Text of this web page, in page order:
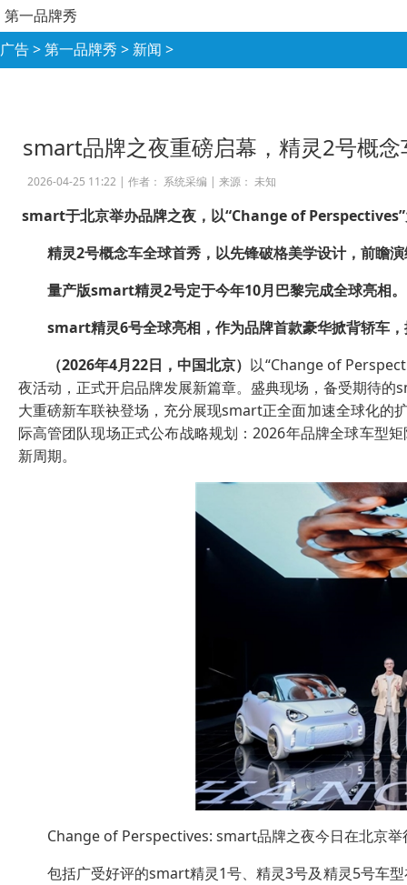
第一品牌秀
广告>第一品牌秀 > 新闻 >
smart品牌之夜重磅启幕，精灵2号概
2026-04-25 11:22 | 作者： 系统采编 | 来源： 未知
smart于北京举办品牌之夜，以“Change of Perspectives”
精灵2号概念车全球首秀，以先锋破格美学设计， 前瞻
量产版smart精灵2号定于今年10月巴黎完成全球亮相。
smart精灵6号全球亮相，作为品牌首款豪华掀背轿车
（2026年4月22日，中国北京） 以“Change of
夜活动，正式开启品牌发展新篇章。盛典现场，备受期待
大重磅新车联袂登场，充分展现smart正全面加速全球化的
际高管团队现场正式公布战略规划：2026年品牌全球车型
新周期。
Change of Perspectives: smart品牌之夜今日在北京举
包括广受好评的smart精灵1号、精灵3号及精灵5号车